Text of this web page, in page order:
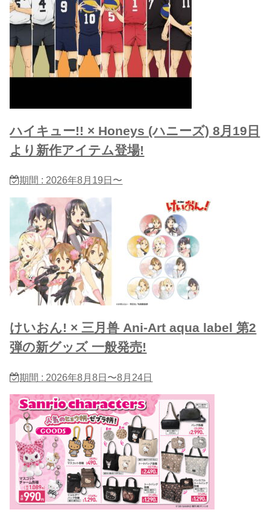
ハイキュー!! × Honeys (ハニーズ) 8月19日
より新作アイテム登場!
期間 : 2026年8月19日〜
けいおん! × 三月兽 Ani-Art aqua label 第2
弾の新グッズ 一般発売!
期間 : 2026年8月8日〜8月24日